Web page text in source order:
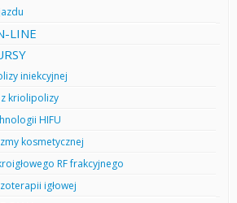
LINE
iniekcyjnej
kriolipolizy
HIFU
kosmetycznej
RF frakcyjnego
igłowej